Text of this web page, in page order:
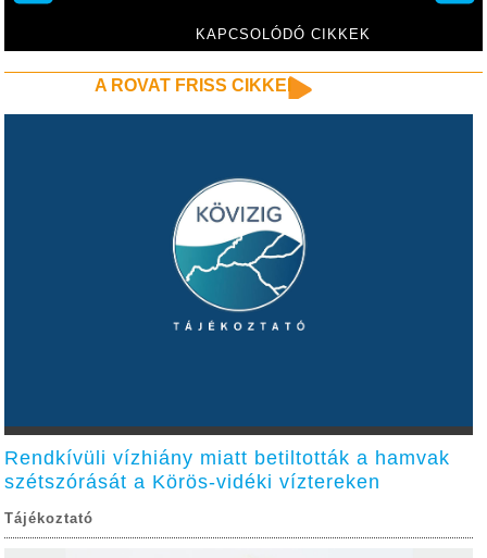
KAPCSOLÓDÓ CIKKEK
A ROVAT FRISS CIKKEI
Rendkívüli vízhiány miatt betiltották a hamvak
szétszórását a Körös-vidéki víztereken
Tájékoztató